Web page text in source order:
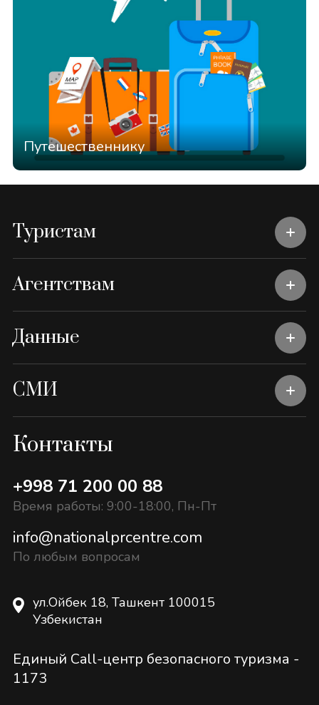
Путешественнику
Туристам
Агентствам
Данные
СМИ
Контакты
+998 71 200 00 88
Время работы: 9:00-18:00, Пн-Пт
info@nationalprcentre.com
По любым вопросам
ул.Ойбек 18, Ташкент 100015
Узбекистан
Единый Call-центр безопасного туризма -
1173